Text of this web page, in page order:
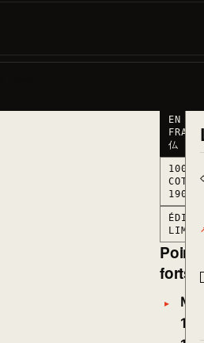
●
EN
仏
100%
COTON
190G/
forts